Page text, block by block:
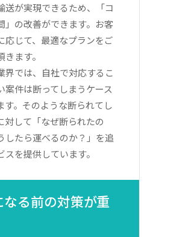
送が実現できるため、「コ
」の改善ができます。お客
応じて、最適なプランをご
ます。
界では、自社で対応するこ
案件は断ってしまうケース
す。そのような断られてし
対して「なぜ断られたの
したら運べるのか？」を追
を提供しています。
る前の対策が重